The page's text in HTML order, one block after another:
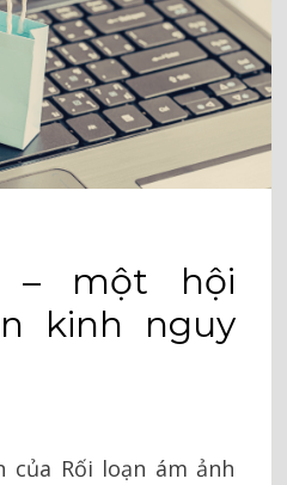
– một hội
kinh nguy
của Rối loạn ám ảnh